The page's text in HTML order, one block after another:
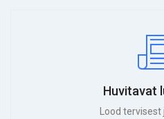
Huvitavat
Lood